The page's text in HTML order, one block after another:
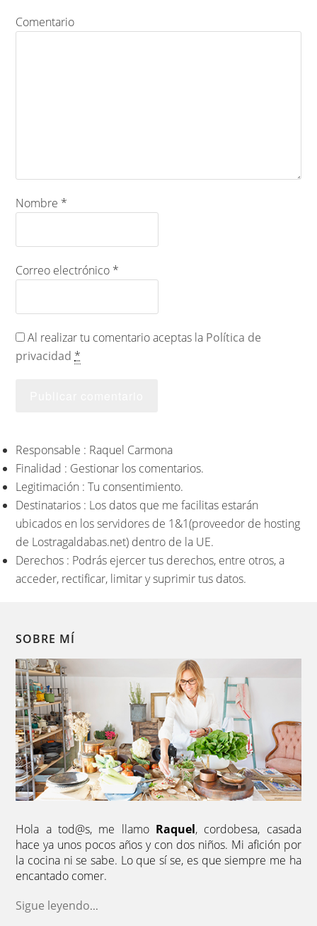
Comentario
Nombre *
Correo electrónico *
Al realizar tu comentario aceptas la Política de
privacidad *
Responsable : Raquel Carmona
Finalidad : Gestionar los comentarios.
Legitimación : Tu consentimiento.
Destinatarios : Los datos que me facilitas estarán
ubicados en los servidores de 1&1(proveedor de hosting
de Lostragaldabas.net) dentro de la UE.
Derechos : Podrás ejercer tus derechos, entre otros, a
acceder, rectificar, limitar y suprimir tus datos.
SOBRE MÍ
Hola a tod@s, me llamo Raquel, cordobesa, casada
hace ya unos pocos años y con dos niños. Mi afición por
la cocina ni se sabe. Lo que sí se, es que siempre me ha
encantado comer.
Sigue leyendo...